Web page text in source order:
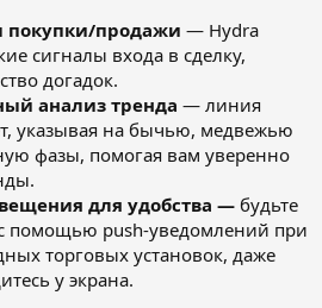
покупки/продажи — Hydra
сигналы входа в сделку,
догадок.
анализ тренда — линия
указывая на бычью, медвежью
фазы, помогая вам уверенно
для удобства — будьте
помощью push-уведомлений при
торговых установок, даже
у экрана.